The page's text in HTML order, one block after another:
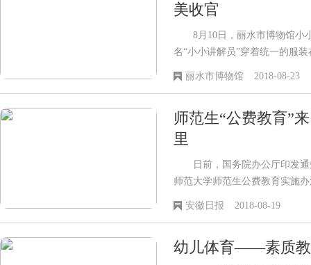
美收官
8月10日，丽水市博物馆小
名“小小讲解员”穿着统一的服
丽水市博物馆 2018-08-23
师范生“公费教育”
里
日前，国务院办公厅印发通
师范大学师范生公费教育实施
人力资源社会保障部、中央编
安徽日报 2018-08-19
幼儿体育——素质教